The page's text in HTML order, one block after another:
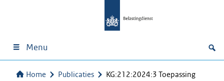
Menu
Home Publicaties
KG:212:2024:3 Toepassing